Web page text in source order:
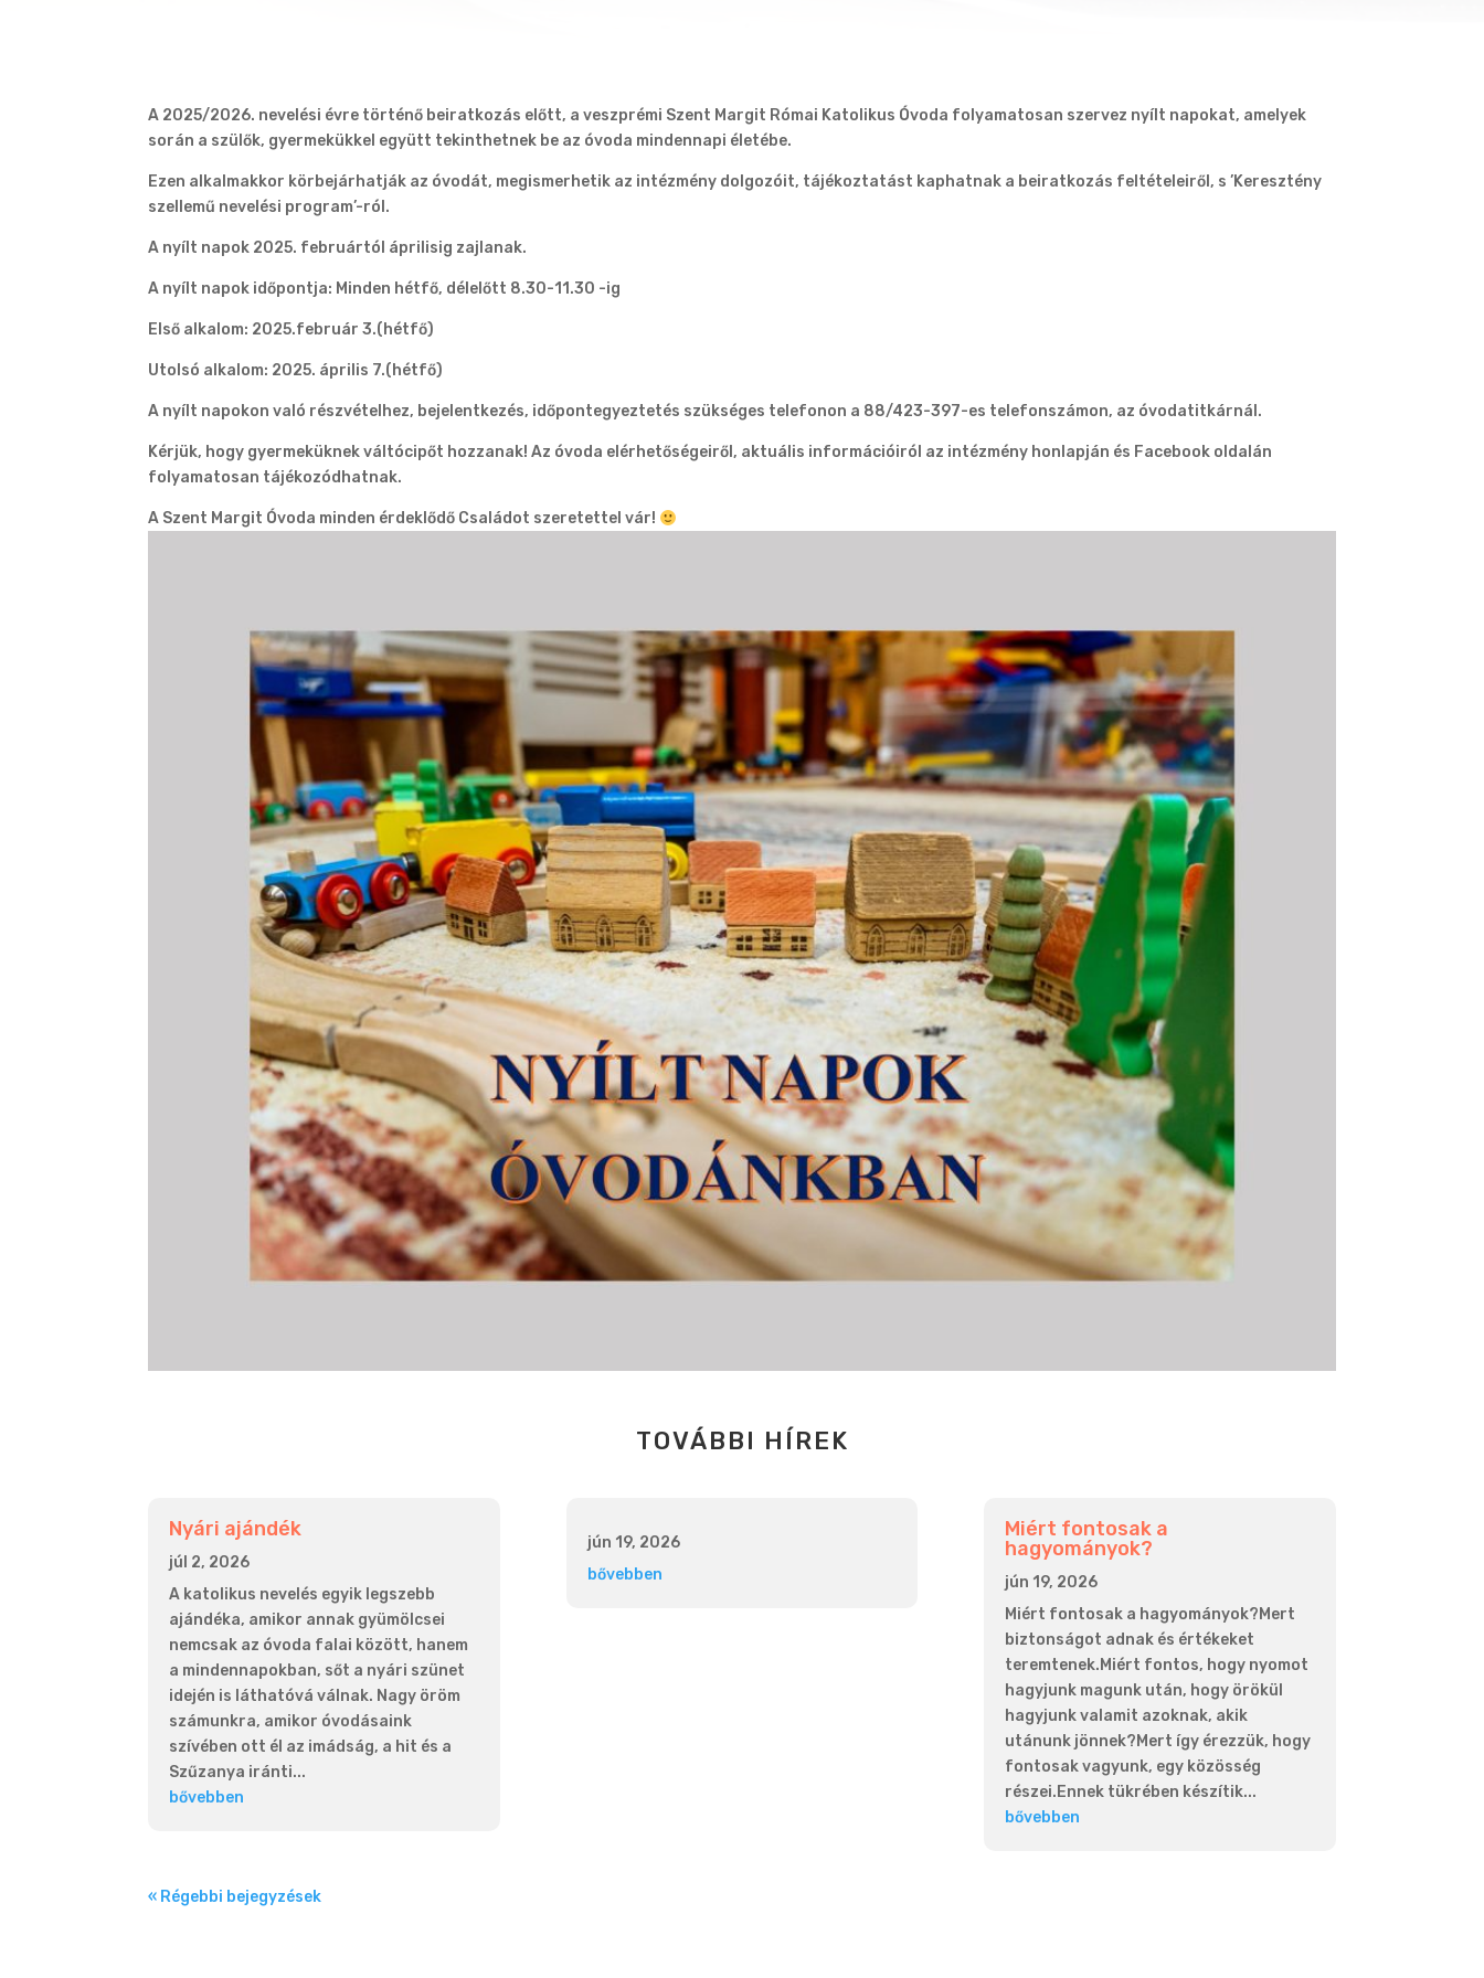
A 2025/2026. nevelési évre történő beiratkozás előtt, a veszprémi Szent Margit Római Katolikus Óvoda folyamatosan szervez nyílt napokat, amelyek
során a szülők, gyermekükkel együtt tekinthetnek be az óvoda mindennapi életébe.
Ezen alkalmakkor körbejárhatják az óvodát, megismerhetik az intézmény dolgozóit, tájékoztatást kaphatnak a beiratkozás feltételeiről, s ’Keresztény
szellemű nevelési program’-ról.
A nyílt napok 2025. februártól áprilisig zajlanak.
A nyílt napok időpontja: Minden hétfő, délelőtt 8.30-11.30 -ig
Első alkalom: 2025.február 3.(hétfő)
Utolsó alkalom: 2025. április 7.(hétfő)
A nyílt napokon való részvételhez, bejelentkezés, időpontegyeztetés szükséges telefonon a 88/423-397-es telefonszámon, az óvodatitkárnál.
Kérjük, hogy gyermeküknek váltócipőt hozzanak! Az óvoda elérhetőségeiről, aktuális információiról az intézmény honlapján és Facebook oldalán
folyamatosan tájékozódhatnak.
A Szent Margit Óvoda minden érdeklődő Családot szeretettel vár!
TOVÁBBI HÍREK
Nyári ajándék
júl 2, 2026
A katolikus nevelés egyik legszebb
ajándéka, amikor annak gyümölcsei
nemcsak az óvoda falai között, hanem
a mindennapokban, sőt a nyári szünet
idején is láthatóvá válnak. Nagy öröm
számunkra, amikor óvodásaink
szívében ott él az imádság, a hit és a
Szűzanya iránti...
bővebben
jún 19, 2026
bővebben
Miért fontosak a
hagyományok?
jún 19, 2026
Miért fontosak a hagyományok?Mert
biztonságot adnak és értékeket
teremtenek.Miért fontos, hogy nyomot
hagyjunk magunk után, hogy örökül
hagyjunk valamit azoknak, akik
utánunk jönnek?Mert így érezzük, hogy
fontosak vagyunk, egy közösség
részei.Ennek tükrében készítik...
bővebben
« Régebbi bejegyzések